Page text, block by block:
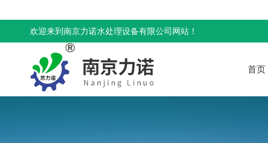
欢迎来到南京力诺水处理设备有限公司网站！
首页